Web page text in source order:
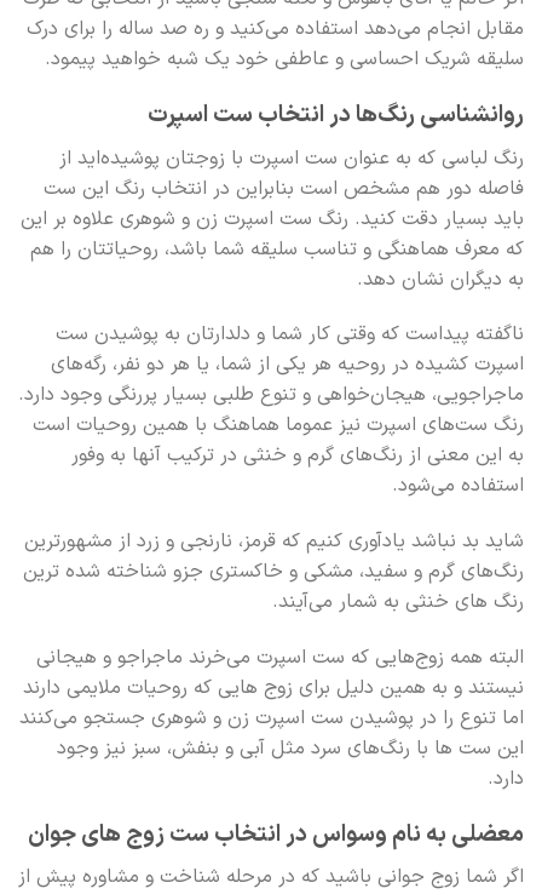
مقابل انجام می‌دهد استفاده می‌کنید و ره صد ساله را برای درک
سلیقه شریک احساسی و عاطفی خود یک شبه خواهید پیمود.
روانشناسی رنگ‌ها در انتخاب ست اسپرت
رنگ لباسی که به عنوان ست اسپرت با زوجتان پوشیده‌اید از
فاصله دور هم مشخص است بنابراین در انتخاب رنگ این ست
باید بسیار دقت کنید. رنگ ست اسپرت زن و شوهری علاوه بر این
که معرف هماهنگی و تناسب سلیقه شما باشد، روحیاتتان را هم
به دیگران نشان دهد.
ناگفته پیداست که وقتی کار شما و دلدارتان به پوشیدن ست
اسپرت کشیده در روحیه هر یکی از شما، یا هر دو نفر، رگه‌های
ماجراجویی، هیجان‌خواهی و تنوع طلبی بسیار پررنگی وجود دارد.
رنگ ست‌های اسپرت نیز عموما هماهنگ با همین روحیات است
به این معنی از رنگ‌های گرم و خنثی در ترکیب آنها به وفور
استفاده می‌شود.
شاید بد نباشد یادآوری کنیم که قرمز، نارنجی و زرد از مشهورترین
رنگ‌های گرم و سفید، مشکی و خاکستری جزو شناخته شده ترین
رنگ های خنثی به شمار می‌آیند.
البته همه زوج‌هایی که ست اسپرت می‌خرند ماجراجو و هیجانی
نیستند و به همین دلیل برای زوج هایی که روحیات ملایمی دارند
اما تنوع را در پوشیدن ست اسپرت زن و شوهری جستجو می‌کنند
این ست ها با رنگ‌های سرد مثل آبی و بنفش، سبز نیز وجود
دارد.
معضلی به نام وسواس در انتخاب ست زوج های جوان
اگر شما زوج جوانی باشید که در مرحله شناخت و مشاوره پیش از